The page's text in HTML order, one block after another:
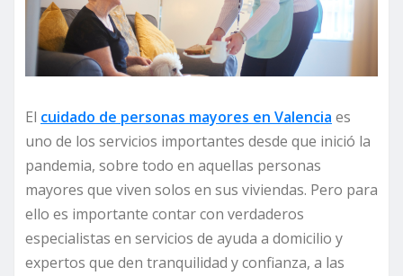
El cuidado de personas mayores en Valencia es
uno de los servicios importantes desde que inició la
pandemia, sobre todo en aquellas personas
mayores que viven solos en sus viviendas. Pero para
ello es importante contar con verdaderos
especialistas en servicios de ayuda a domicilio y
expertos que den tranquilidad y confianza, a las